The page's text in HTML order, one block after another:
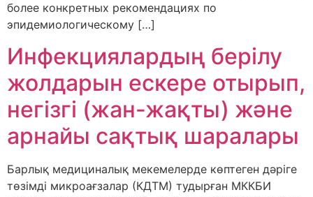
более конкретных рекомендациях по
эпидемиологическому […]
Инфекциялардың берілу
жолдарын ескере отырып,
негізгі (жан-жақты) және
арнайы сақтық шаралары
Барлық медициналық мекемелерде көптеген дәріге
төзімді микроағзалар (КДТМ) тудырған МККБИ